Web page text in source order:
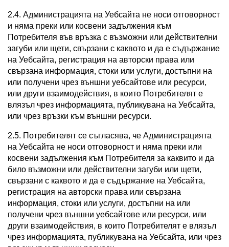
2.4. Администрацията на Уебсайта не носи отговорност
и няма преки или косвени задължения към
Потребителя във връзка с възможни или действителни
загуби или щети, свързани с каквото и да е съдържание
на Уебсайта, регистрация на авторски права или
свързана информация, стоки или услуги, достъпни на
или получени чрез външни уебсайтове или ресурси,
или други взаимодействия, в които Потребителят е
влязъл чрез информацията, публикувана на Уебсайта,
или чрез връзки към външни ресурси.
2.5. Потребителят се съгласява, че Администрацията
на Уебсайта не носи отговорност и няма преки или
косвени задължения към Потребителя за каквито и да
било възможни или действителни загуби или щети,
свързани с каквото и да е съдържание на Уебсайта,
регистрация на авторски права или свързана
информация, стоки или услуги, достъпни на или
получени чрез външни уебсайтове или ресурси, или
други взаимодействия, в които Потребителят е влязъл
чрез информацията, публикувана на Уебсайта, или чрез